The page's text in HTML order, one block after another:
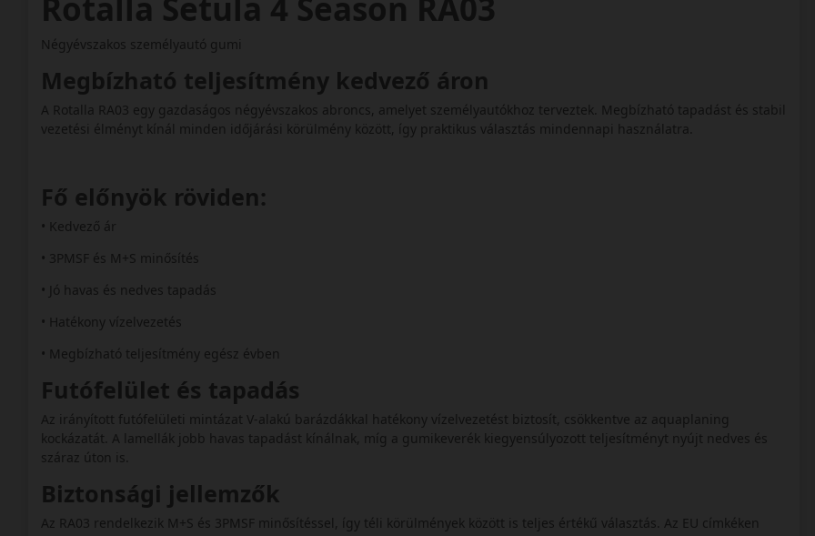
Rotalla Setula 4 Season RA03
Négyévszakos személyautó gumi
Megbízható teljesítmény kedvező áron
A Rotalla RA03 egy gazdaságos négyévszakos abroncs, amelyet személyautókhoz terveztek. Megbízható tapadást és stabil
vezetési élményt kínál minden időjárási körülmény között, így praktikus választás mindennapi használatra.
Fő előnyök röviden:
• Kedvező ár
• 3PMSF és M+S minősítés
• Jó havas és nedves tapadás
• Hatékony vízelvezetés
• Megbízható teljesítmény egész évben
Futófelület és tapadás
Az irányított futófelületi mintázat V-alakú barázdákkal hatékony vízelvezetést biztosít, csökkentve az aquaplaning
kockázatát. A lamellák jobb havas tapadást kínálnak, míg a gumikeverék kiegyensúlyozott teljesítményt nyújt nedves és
száraz úton is.
Biztonsági jellemzők
Az RA03 rendelkezik M+S és 3PMSF minősítéssel, így téli körülmények között is teljes értékű választás. Az EU címkéken